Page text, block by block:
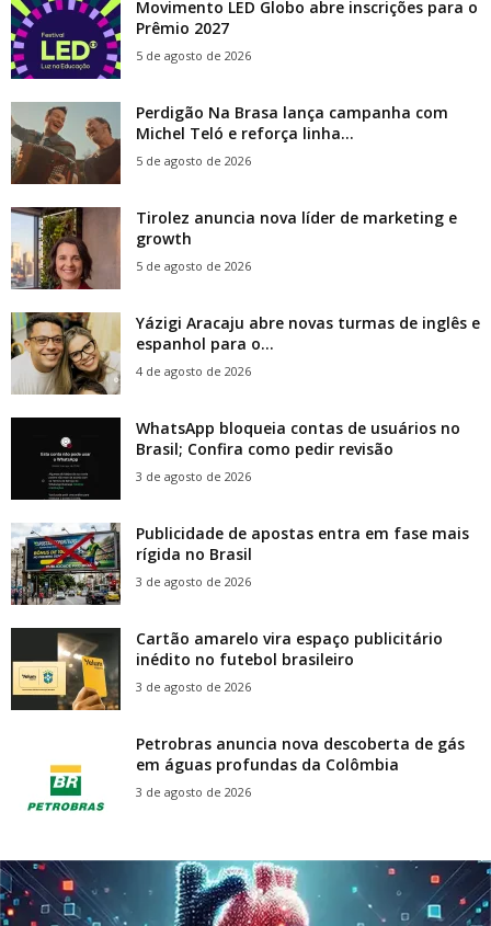
Movimento LED Globo abre inscrições para o
Prêmio 2027
5 de agosto de 2026
Perdigão Na Brasa lança campanha com
Michel Teló e reforça linha...
5 de agosto de 2026
Tirolez anuncia nova líder de marketing e
growth
5 de agosto de 2026
Yázigi Aracaju abre novas turmas de inglês e
espanhol para o...
4 de agosto de 2026
WhatsApp bloqueia contas de usuários no
Brasil; Confira como pedir revisão
3 de agosto de 2026
Publicidade de apostas entra em fase mais
rígida no Brasil
3 de agosto de 2026
Cartão amarelo vira espaço publicitário
inédito no futebol brasileiro
3 de agosto de 2026
Petrobras anuncia nova descoberta de gás
em águas profundas da Colômbia
3 de agosto de 2026